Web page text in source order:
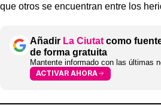
que otros se encuentran entre los
Añadir La Ciutat como
de forma gratuita
Mantente informado con las últimas
ACTIVAR AHORA